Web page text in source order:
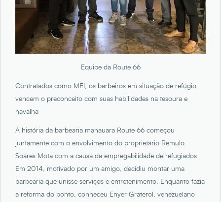
Equipe da Route 66
Contratados como MEI, os barbeiros em situação de refúgio
vencem o preconceito com suas habilidades na tesoura e
navalha
A história da barbearia manauara Route 66 começou
juntamente com o envolvimento do proprietário Remulo
Soares Mota com a causa da empregabilidade de refugiados.
Em 2014, motivado por um amigo, decidiu montar uma
barbearia que unisse serviços e entretenimento. Enquanto fazia
a reforma do ponto, conheceu Enyer Graterol, venezuelano